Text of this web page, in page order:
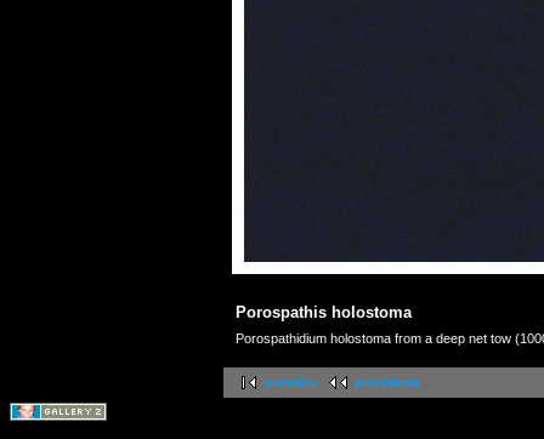
Porospathis holostoma
Porospathidium holostoma from a deep net tow
première précédente